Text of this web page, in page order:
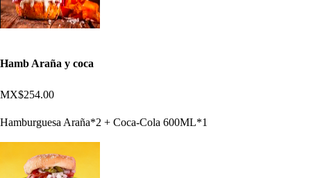
Hamb Araña y coca
MX$254.00
Hamburguesa Araña*2 + Coca-Cola 600ML*1